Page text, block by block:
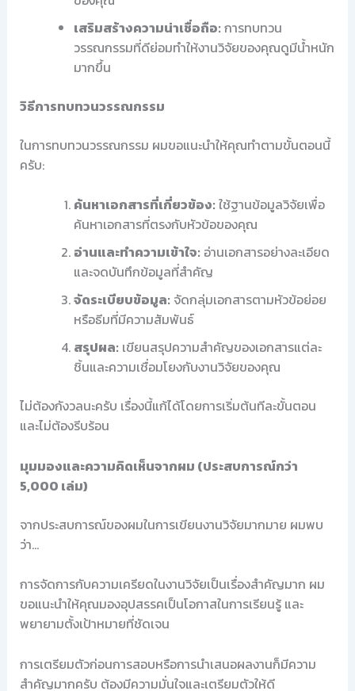
เสริมสร้างความน่าเชื่อถือ: การทบทวน
วรรณกรรมที่ดีย่อมทำให้งานวิจัยของคุณดูมีน้ำหนัก
มากขึ้น
วิธีการทบทวนวรรณกรรม
ในการทบทวนวรรณกรรม ผมขอแนะนำให้คุณทำตามขั้นตอนนี้
ครับ:
ค้นหาเอกสารที่เกี่ยวข้อง: ใช้ฐานข้อมูลวิจัยเพื่อ
ค้นหาเอกสารที่ตรงกับหัวข้อของคุณ
อ่านและทำความเข้าใจ: อ่านเอกสารอย่างละเอียด
และจดบันทึกข้อมูลที่สำคัญ
จัดระเบียบข้อมูล: จัดกลุ่มเอกสารตามหัวข้อย่อย
หรือธีมที่มีความสัมพันธ์
สรุปผล: เขียนสรุปความสำคัญของเอกสารแต่ละ
ชิ้นและความเชื่อมโยงกับงานวิจัยของคุณ
ไม่ต้องกังวลนะครับ เรื่องนี้แก้ได้โดยการเริ่มต้นทีละขั้นตอน
และไม่ต้องรีบร้อน
มุมมองและความคิดเห็นจากผม (ประสบการณ์กว่า
5,000 เล่ม)
จากประสบการณ์ของผมในการเขียนงานวิจัยมากมาย ผมพบ
ว่า…
การจัดการกับความเครียดในงานวิจัยเป็นเรื่องสำคัญมาก ผม
ขอแนะนำให้คุณมองอุปสรรคเป็นโอกาสในการเรียนรู้ และ
พยายามตั้งเป้าหมายที่ชัดเจน
การเตรียมตัวก่อนการสอบหรือการนำเสนอผลงานก็มีความ
สำคัญมากครับ ต้องมีความมั่นใจและเตรียมตัวให้ดี